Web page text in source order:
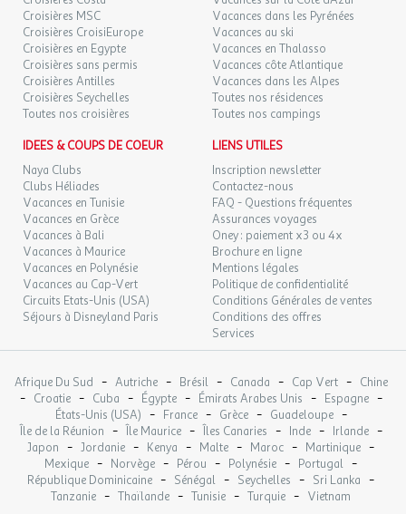
Épicerie
Dépot de pain
Boulangerie
Distance : 0,8km
Emplacement : En dehors de l'établissement
Supermarché
Distance : 0,8km
Emplacement : En dehors de l'établissement
Situation
Comment s'y rendre
Modes de transport :
Aéroport
Distance : 110km
Nom : Nantes Atlantique
Gare
Distance : 2,5km
Restaurants
Restaurant
Distance : 0,8km
Emplacement : En dehors de l'établissement
VEN.
11
SEPT.
64 €
Retour le
SAM.
12
SEPT.
64 €
Retour le
13/09/2026
DIM.
13
SEPT.
64 €/hébergement
LUN.
14
SEPT.
64 €
Retour le
15/09/2026
15
SEPT.
64 €/hébergement
16/09/2026
MER.
SEPT.
64 €
JEU.
17
SEPT.
64 € /hébergement
Retour le
18/09/2026
VEN.
18
SEPT.
64 € /hébergement
Retour le
19/09/2026
Croisières MSC
Croisières CroisiEurope
Croisières en Egypte
Croisières sans permis
Croisières Antilles
Croisières Seychelles
Toutes nos croisières
Vacances dans les Pyrénées
Vacances au ski
Vacances en Thalasso
Vacances côte Atlantique
Vacances dans les Alpes
Toutes nos résidences
Toutes nos campings
IDEES & COUPS DE COEUR
Naya Clubs
Clubs Héliades
Vacances en Tunisie
Vacances en Grèce
Vacances à Bali
Vacances à Maurice
Vacances en Polynésie
Vacances au Cap-Vert
Circuits Etats-Unis (USA)
Séjours à Disneyland Paris
LIENS UTILES
Inscription newsletter
Contactez-nous
FAQ - Questions fréquentes
Assurances voyages
Oney : paiement x3 ou 4x
Brochure en ligne
Mentions légales
Politique de confidentialité
Conditions Générales de ventes
Conditions des offres
Services
Afrique Du Sud - Autriche - Brésil - Canada - Cap Vert - Chine
- Croatie - Cuba - Égypte - Émirats Arabes Unis - Espagne -
États-Unis (USA) - France - Grèce - Guadeloupe -
Île de la Réunion - Île Maurice - Îles Canaries - Inde - Irlande -
Japon - Jordanie - Kenya - Malte - Maroc - Martinique -
Mexique - Norvège - Pérou - Polynésie - Portugal -
République Dominicaine - Sénégal - Seychelles - Sri Lanka -
Tanzanie - Thaïlande - Tunisie - Turquie - Vietnam